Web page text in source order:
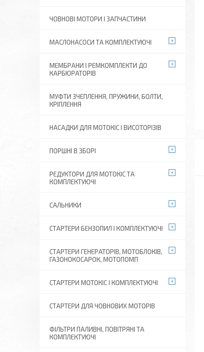
ЧОВНОВІ МОТОРИ І ЗАПЧАСТИНИ
МАСЛОНАСОСИ ТА КОМПЛЕКТУЮЧІ
МЕМБРАНИ І РЕМКОМПЛЕКТИ ДО
КАРБЮРАТОРІВ
МУФТИ ЗЧЕПЛЕННЯ, ПРУЖИНИ, БОЛТИ,
КРІПЛЕННЯ
НАСАДКИ ДЛЯ МОТОКІС І ВИСОТОРІЗІВ
ПОРШНІ В ЗБОРІ
РЕДУКТОРИ ДЛЯ МОТОКІС ТА
КОМПЛЕКТУЮЧІ
САЛЬНИКИ
СТАРТЕРИ БЕНЗОПИЛ І КОМПЛЕКТУЮЧІ
СТАРТЕРИ ГЕНЕРАТОРІВ, МОТОБЛОКІВ,
ГАЗОНОКОСАРОК, МОТОПОМП
СТАРТЕРИ МОТОКІС І КОМПЛЕКТУЮЧІ
СТАРТЕРИ ДЛЯ ЧОВНОВИХ МОТОРІВ
ФІЛЬТРИ ПАЛИВНІ, ПОВІТРЯНІ ТА
КОМПЛЕКТУЮЧІ